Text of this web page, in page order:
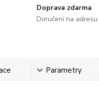
Doprava zdarma
Doručení na adresu
Parametry